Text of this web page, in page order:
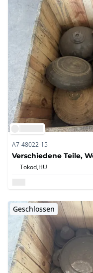
A7-48022-15
Verschiedene Teile,
Tokod,HU
Geschlossen